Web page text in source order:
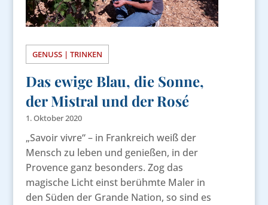
GENUSS | TRINKEN
Das ewige Blau, die Sonne,
der Mistral und der Rosé
1. Oktober 2020
„Savoir vivre“ – in Frankreich weiß der
Mensch zu leben und genießen, in der
Provence ganz besonders. Zog das
magische Licht einst berühmte Maler in
den Süden der Grande Nation, so sind es